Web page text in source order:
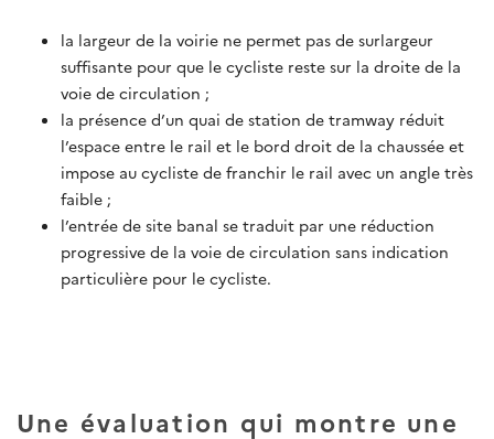
la largeur de la voirie ne permet pas de surlargeur
suffisante pour que le cycliste reste sur la droite de la
voie de circulation ;
la présence d’un quai de station de tramway réduit
l’espace entre le rail et le bord droit de la chaussée et
impose au cycliste de franchir le rail avec un angle très
faible ;
l’entrée de site banal se traduit par une réduction
progressive de la voie de circulation sans indication
particulière pour le cycliste.
Une évaluation qui montre une